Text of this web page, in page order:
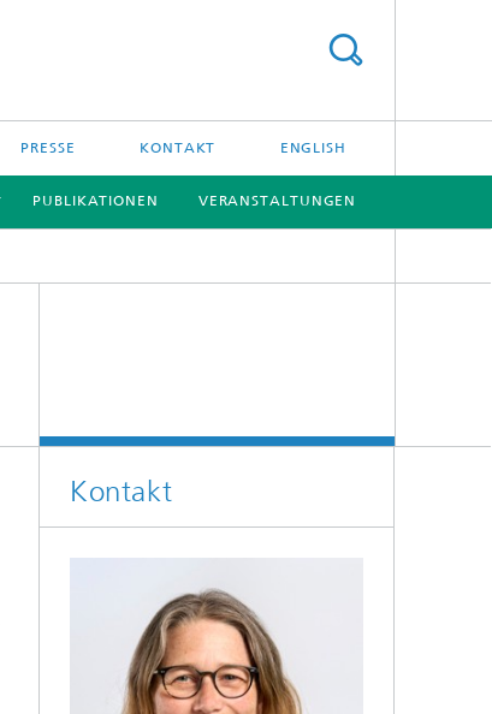
PRESSE KONTAKT ENGLISH
PUBLIKATIONEN VERANSTALTUNGEN
Kontakt